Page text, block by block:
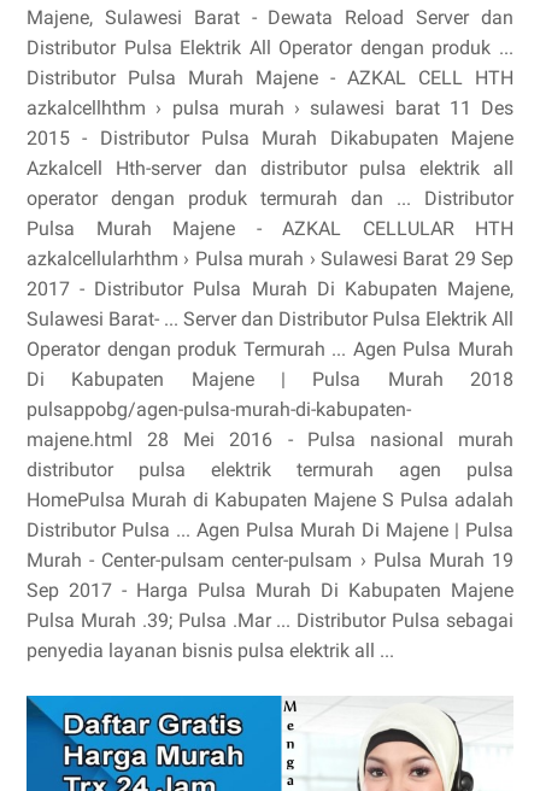
Majene, Sulawesi Barat - Dewata Reload Server dan
Distributor Pulsa Elektrik All Operator dengan produk ...
Distributor Pulsa Murah Majene - AZKAL CELL HTH
azkalcellhthm › pulsa murah › sulawesi barat 11 Des
2015 - Distributor Pulsa Murah Dikabupaten Majene
Azkalcell Hth-server dan distributor pulsa elektrik all
operator dengan produk termurah dan ... Distributor
Pulsa Murah Majene - AZKAL CELLULAR HTH
azkalcellularhthm › Pulsa murah › Sulawesi Barat 29 Sep
2017 - Distributor Pulsa Murah Di Kabupaten Majene,
Sulawesi Barat- ... Server dan Distributor Pulsa Elektrik All
Operator dengan produk Termurah ... Agen Pulsa Murah
Di Kabupaten Majene | Pulsa Murah 2018
pulsappobg/agen-pulsa-murah-di-kabupaten-
majene.html 28 Mei 2016 - Pulsa nasional murah
distributor pulsa elektrik termurah agen pulsa
HomePulsa Murah di Kabupaten Majene S Pulsa adalah
Distributor Pulsa ... Agen Pulsa Murah Di Majene | Pulsa
Murah - Center-pulsam center-pulsam › Pulsa Murah 19
Sep 2017 - Harga Pulsa Murah Di Kabupaten Majene
Pulsa Murah .39; Pulsa .Mar ... Distributor Pulsa sebagai
penyedia layanan bisnis pulsa elektrik all ...